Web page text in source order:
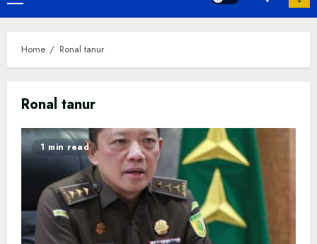
Menu
Home Ronal tanur
Ronal tanur
1 min read